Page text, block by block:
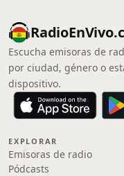
Escucha emisoras de
por ciudad, género o
dispositivo.
EXPLORAR
Emisoras de radio
Pódcasts